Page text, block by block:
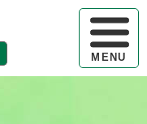
ハンバー
MENU